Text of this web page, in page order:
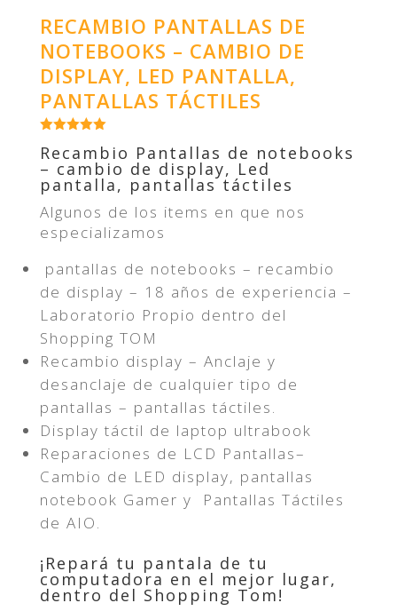
RECAMBIO PANTALLAS DE
NOTEBOOKS – CAMBIO DE
DISPLAY, LED PANTALLA,
PANTALLAS TÁCTILES
Recambio Pantallas de notebooks
– cambio de display, Led
pantalla, pantallas táctiles
Algunos de los items en que nos
especializamos
pantallas de notebooks – recambio
de display – 18 años de experiencia –
Laboratorio Propio dentro del
Shopping TOM
Recambio display – Anclaje y
desanclaje de cualquier tipo de
pantallas – pantallas táctiles.
Display táctil de laptop ultrabook
Reparaciones de LCD Pantallas–
Cambio de LED display, pantallas
notebook Gamer y Pantallas Táctiles
de AIO.
¡Repará tu pantala de tu
computadora en el mejor lugar,
dentro del Shopping Tom!